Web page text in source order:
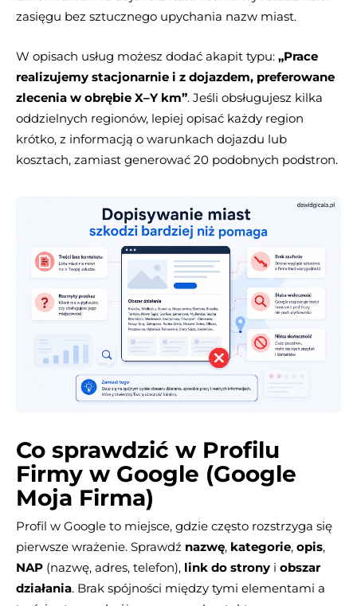
zasięgu bez sztucznego upychania nazw miast.
W opisach usług możesz dodać akapit typu: „Prace
realizujemy stacjonarnie i z dojazdem, preferowane
zlecenia w obrębie X–Y km”. Jeśli obsługujesz kilka
oddzielnych regionów, lepiej opisać każdy region
krótko, z informacją o warunkach dojazdu lub
kosztach, zamiast generować 20 podobnych podstron.
Co sprawdzić w Profilu
Firmy w Google (Google
Moja Firma)
Profil w Google to miejsce, gdzie często rozstrzyga się
pierwsze wrażenie. Sprawdź nazwę, kategorie, opis,
NAP (nazwę, adres, telefon), link do strony i obszar
działania. Brak spójności między tymi elementami a